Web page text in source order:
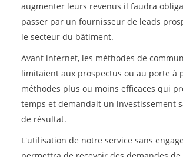
augmenter leurs revenus il faudra
passer par un fournisseur de leads
le secteur du bâtiment.
Avant internet, les méthodes de
limitaient aux prospectus ou au porte à
méthodes plus ou moins efficaces qui
temps et demandait un investissement
de résultat.
L'utilisation de notre service sans